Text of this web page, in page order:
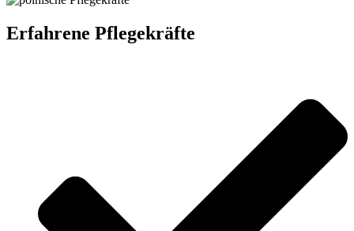
Erfahrene Pflegekräfte